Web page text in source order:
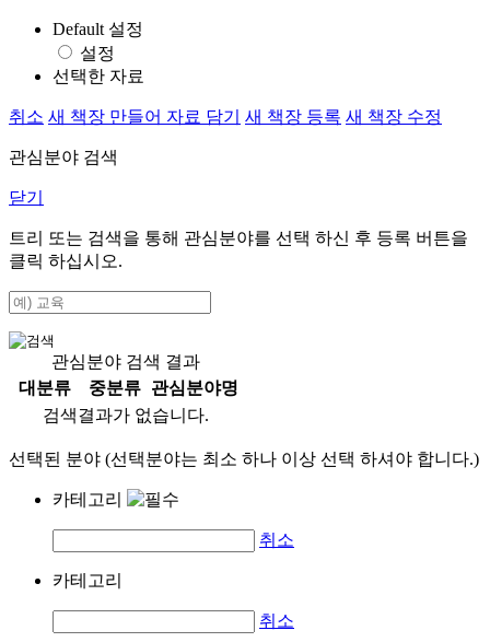
Default 설정
설정
선택한 자료
취소 새 책장 만들어 자료 담기 새 책장 등록 새 책장 수정
관심분야 검색
닫기
트리 또는 검색을 통해 관심분야를 선택 하신 후 등록 버튼을
클릭 하십시오.
관심분야 검색 결과
대분류
중분류
관심분야명
검색결과가 없습니다.
선택된 분야 (선택분야는 최소 하나 이상 선택 하셔야 합니다.)
카테고리
취소
카테고리
취소